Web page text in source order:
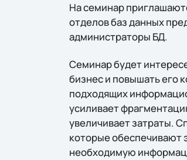
На семинар
отделов баз данных
администраторы БД.
Семинар будет
бизнес и повышать его
подходящих
усиливает
увеличивает затраты.
которые обеспечивают
необходимую